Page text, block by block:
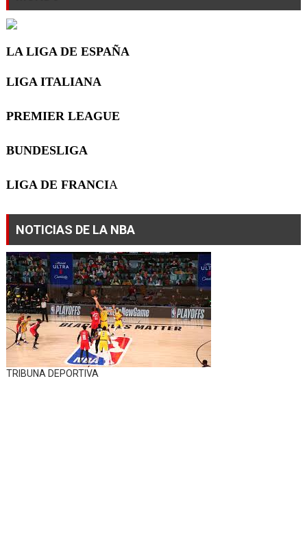
LA LIGA DE ESPAÑA
LIGA ITALIANA
PREMIER LEAGUE
BUNDESLIGA
LIGA DE FRANCIA
NOTICIAS DE LA NBA
TRIBUNA DEPORTIVA